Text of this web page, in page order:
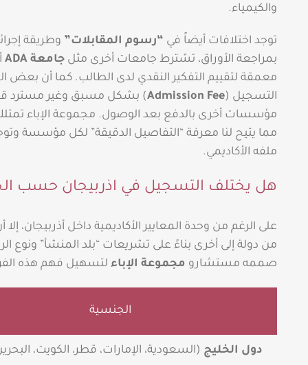
والكيمياء.
توجد اختلافات أيضاً في “رسوم المقابلات” وطريقة
بمراجعة الأوراق، تشترط جامعات أخرى مثل جامعة ADA
معمقة لتقييم التفكير النقدي لدى الطالب. كما أن
التسجيل (Admission Fee) بشكل مسبق وغير مسترد
مؤسسات أخرى بالدفع بعد الوصول. مجموعة الإباء
مما يتيح لنا معرفة “التفاصيل الدقيقة” لكل مؤسسة
ملفه الأكاديمي.
هل يختلف التسجيل في اذربيجان حسب
على الرغم من وحدة المعايير الأكاديمية داخل أذربيجان،
من دولة إلى أخرى بناءً على تشريعات “بلد المنشأ” ونوع
صممه مستشارو مجموعة الإباءلتسهيل فهم هذه
الجنسية
دول الخليج (السعودية، الإمارات، قطر، الكويت،